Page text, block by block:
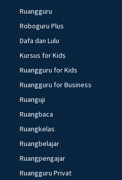
Ruangguru
Roboguru Plus
Dafa dan Lulu
Kursus for Kids
Ruangguru for Kids
Ruangguru for Business
Ruanguji
Ruangbaca
Ruangkelas
Ruangbelajar
Ruangpengajar
Ruangguru Privat